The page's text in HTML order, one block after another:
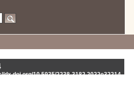
dx.doi.org/10.5935/2238-3182.2022e32214